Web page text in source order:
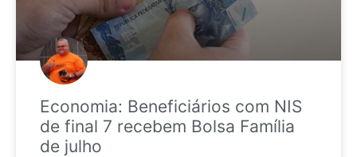
Economia: Beneficiários com NIS
de final 7 recebem Bolsa Família
de julho